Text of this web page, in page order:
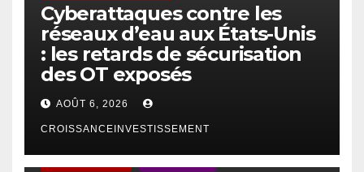
Cyberattaques contre les
réseaux d’eau aux États-Unis
: les retards de sécurisation
des OT exposés
AOÛT 6, 2026
CROISSANCEINVESTISSEMENT